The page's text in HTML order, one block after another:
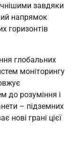
завдяки
напрямок
горизонтів
глобальних
моніторингу
до розуміння і
– підземних
нові грані цієї